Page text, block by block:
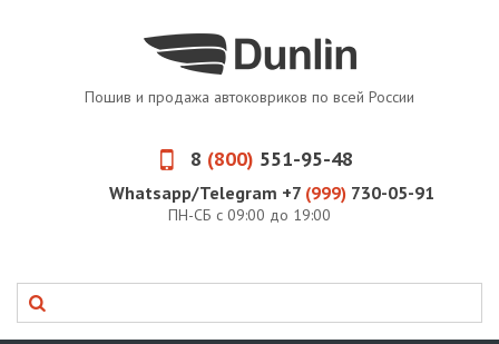
Пошив и продажа автоковриков по всей России
8 (800) 551-95-48
Whatsapp/Telegram +7 (999) 730-05-91
ПН-СБ с 09:00 до 19:00